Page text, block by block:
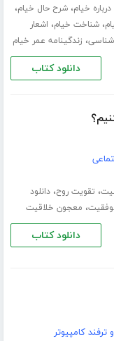
درباره خیام،شرح حال خیام،
،شناخت خیام، اشعار
، زندگینامه عمر خیام
دانلود کتاب
، تقویت روح،دانلود
، معجون خلاقیت
دانلود کتاب
کامپیوتر